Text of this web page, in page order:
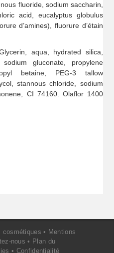
fluoride, sodium saccharin,
acid, eucalyptus globulus
d’amines), fluorure d’étain
aqua, hydrated silica,
sodium gluconate, propylene
betaine, PEG-3 tallow
stannous chloride, sodium
CI 74160. Olaflor 1400
• Mentions
nous • Plan du
• Confidentialité